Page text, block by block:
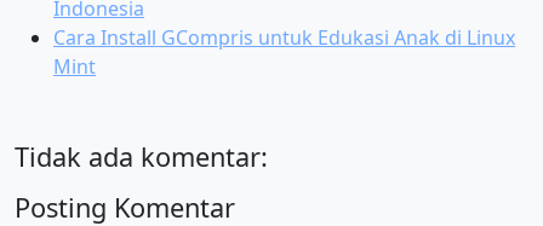
Indonesia
Cara Install GCompris untuk Edukasi Anak di Linux
Mint
Tidak ada komentar:
Posting Komentar